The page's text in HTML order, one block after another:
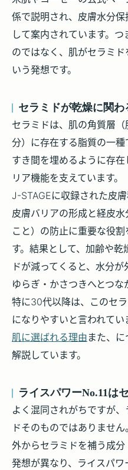
係で説明され、皮膚水分
して案内されています。つ
のではなく、肌がセラミ
いう発想です。
セラミドが乾燥に関わ
セラミドは、肌の角質層
分）に存在する脂質の一
すき間を埋めるように存
リア機能を支えています。
J-STAGEに収録された皮
皮膚バリアの形成と経皮
こと）の防止に重要な役
す。結果として、加齢や乾
ドが減ってくると、水分
ゆらぎ・かさつきへとつな
特に30代以降は、このセ
になりやすいと言われてい
肌に選ばれる理由 また、
解説しています。
ライスパワーNo.11は
よく混同されがちですが、
ドそのものではありません。
外からセラミドを補う成
発想が異なり、ライスパ